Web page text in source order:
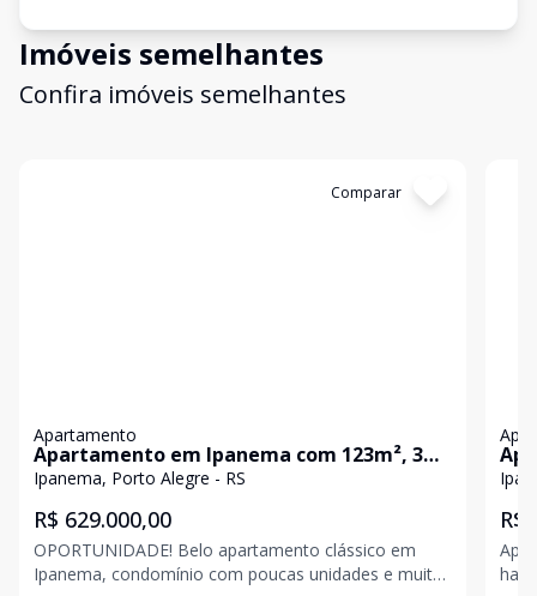
Imóveis semelhantes
Confira imóveis semelhantes
Comparar
Apartamento
Apartamento em Ipanema com 123m², 3
dormitórios, suíte, 2 vagas cobertas
Ipanema, Porto Alegre - RS
R$ 629.000,00
OPORTUNIDADE! Belo apartamento clássico em
Ipanema, condomínio com poucas unidades e muito
R$
hall